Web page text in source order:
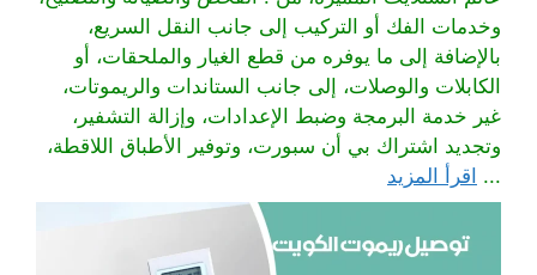
وخدمات الفك أو التركيب إلى جانب النقل السريع،
بالإضافة إلى ما يوفره من قطع الغيار والملحقات، أو
الكابلات والوصلات، إلى جانب الستاندات والريموتات،
غير خدمة البرمجة وضبط الإعدادات، وإزالة التشفير،
وتجديد اشتراك بي أن سبورت، وتوفير الأطباق اللاقطة،
... اقرأ المزيد